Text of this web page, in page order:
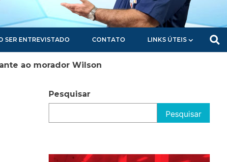
SER ENTREVISTADO CONTATO LINKS ÚTEIS
ao morador Wilson
Pesquisar
Pesquisar